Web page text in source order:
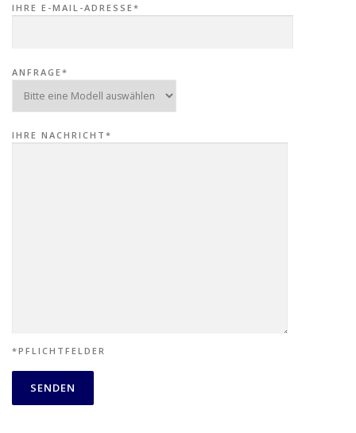
IHRE E-MAIL-ADRESSE*
ANFRAGE*
IHRE NACHRICHT*
*PFLICHTFELDER